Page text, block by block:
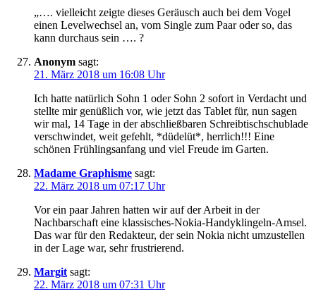
„…. vielleicht zeigte dieses Geräusch auch bei dem Vogel
einen Levelwechsel an, vom Single zum Paar oder so, das
kann durchaus sein …. ?
Anonym sagt:
21. März 2018 um 16:08 Uhr
Ich hatte natürlich Sohn 1 oder Sohn 2 sofort in Verdacht und
stellte mir genüßlich vor, wie jetzt das Tablet für, nun sagen
wir mal, 14 Tage in der abschließbaren Schreibtischschublade
verschwindet, weit gefehlt, *düdelüt*, herrlich!!! Eine
schönen Frühlingsanfang und viel Freude im Garten.
Madame Graphisme sagt:
22. März 2018 um 07:17 Uhr
Vor ein paar Jahren hatten wir auf der Arbeit in der
Nachbarschaft eine klassisches-Nokia-Handyklingeln-Amsel.
Das war für den Redakteur, der sein Nokia nicht umzustellen
in der Lage war, sehr frustrierend.
Margit sagt:
22. März 2018 um 07:31 Uhr